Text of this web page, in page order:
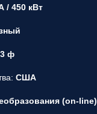
/ 450 кВт
ф
США
(on-line)